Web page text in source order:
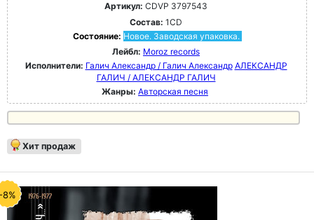
Артикул: CDVP 3797543
Состав: 1CD
Состояние: Новое. Заводская упаковка.
Лейбл: Moroz records
Исполнители: Галич Александр / Галич Александр АЛЕКСАНДР
ГАЛИЧ / АЛЕКСАНДР ГАЛИЧ
Жанры: Авторская песня
Хит продаж
8%